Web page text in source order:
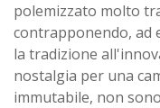
polemizzato molto
contrapponendo, ad
la tradizione
nostalgia per una
immutabile, non